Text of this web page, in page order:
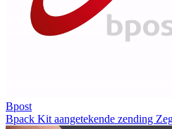
Bpost
Bpack Kit aangetekende zending